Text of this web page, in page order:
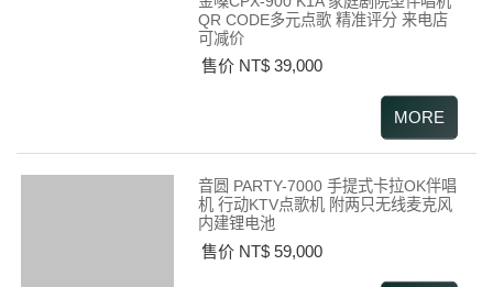
金嗓CPX-900 K1A 家庭剧院型伴唱机
QR CODE多元点歌 精准评分 来电店
可减价
售价 NT$ 39,000
音圆 PARTY-7000 手提式卡拉OK伴唱
机 行动KTV点歌机 附两只无线麦克风
内建锂电池
售价 NT$ 59,000